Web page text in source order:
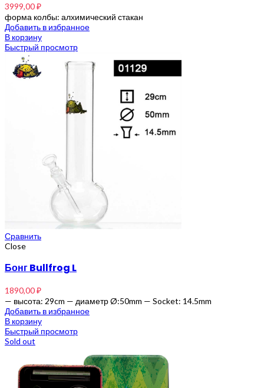
3999,00₽
форма колбы: алхимический стакан
Добавить в избранное
В корзину
Быстрый просмотр
Сравнить
Close
Бонг Bullfrog L
1890,00₽
— высота: 29cm — диаметр Ø:50mm — Socket: 14.5mm
Добавить в избранное
В корзину
Быстрый просмотр
Sold out